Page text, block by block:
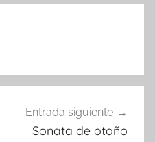
Entrada siguiente
Sonata de otoño